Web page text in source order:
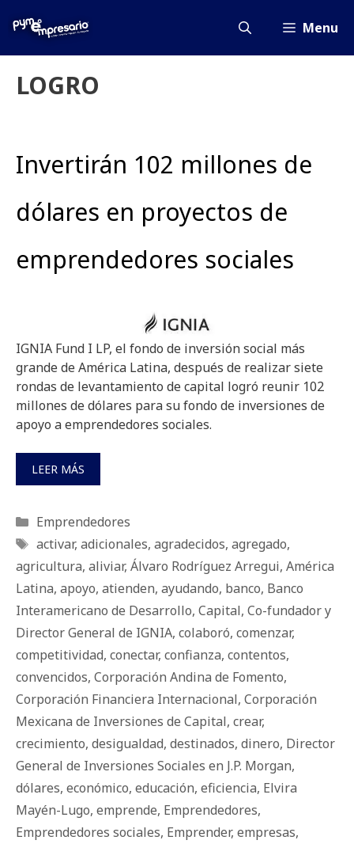
Menu
LOGRO
Invertirán 102 millones de
dólares en proyectos de
emprendedores sociales
IGNIA Fund I LP, el fondo de inversión social más
grande de América Latina, después de realizar siete
rondas de levantamiento de capital logró reunir 102
millones de dólares para su fondo de inversiones de
apoyo a emprendedores sociales.
LEER MÁS
Categorías
Emprendedores
Etiquetas
activar, adicionales, agradecidos, agregado,
agricultura, aliviar, Álvaro Rodríguez Arregui, América
Latina, apoyo, atienden, ayudando, banco, Banco
Interamericano de Desarrollo, Capital, Co-fundador y
Director General de IGNIA, colaboró, comenzar,
competitividad, conectar, confianza, contentos,
convencidos, Corporación Andina de Fomento,
Corporación Financiera Internacional, Corporación
Mexicana de Inversiones de Capital, crear,
crecimiento, desigualdad, destinados, dinero, Director
General de Inversiones Sociales en J.P. Morgan,
dólares, económico, educación, eficiencia, Elvira
Mayén-Lugo, emprende, Emprendedores,
Emprendedores sociales, Emprender, empresas,